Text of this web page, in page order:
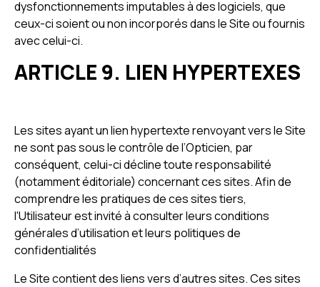
dysfonctionnements imputables à des logiciels, que
ceux-ci soient ou non incorporés dans le Site ou fournis
avec celui-ci.
ARTICLE 9. LIEN HYPERTEXES
Les sites ayant un lien hypertexte renvoyant vers le Site
ne sont pas sous le contrôle de l’Opticien, par
conséquent, celui-ci décline toute responsabilité
(notamment éditoriale) concernant ces sites. Afin de
comprendre les pratiques de ces sites tiers,
l'Utilisateur est invité à consulter leurs conditions
générales d’utilisation et leurs politiques de
confidentialités
Le Site contient des liens vers d’autres sites. Ces sites